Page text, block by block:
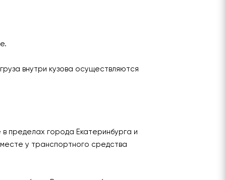
внутри кузова осуществляются
пределах города Екатеринбурга и
у транспортного средства